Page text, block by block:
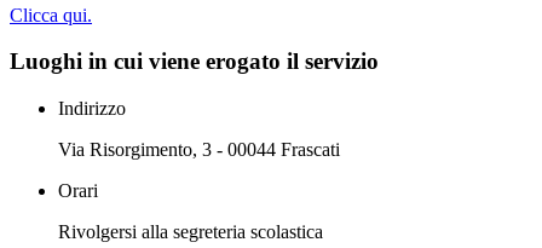
Clicca qui.
Luoghi in cui viene erogato il servizio
Indirizzo
Via Risorgimento, 3 - 00044 Frascati
Orari
Rivolgersi alla segreteria scolastica